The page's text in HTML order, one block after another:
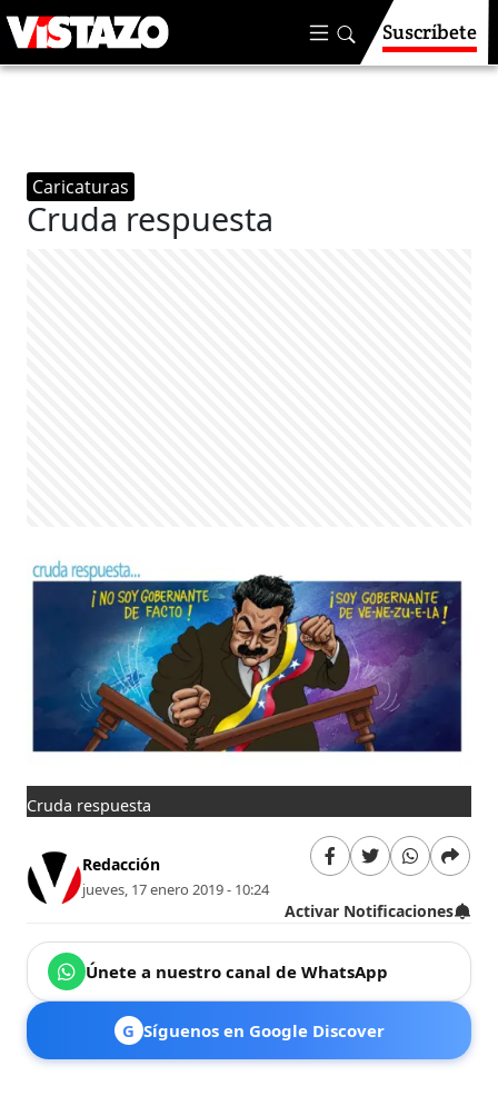
Suscríbete
Caricaturas
Cruda respuesta
Cruda respuesta
Redacción
jueves, 17 enero 2019 - 10:24
Activar Notificaciones
Únete a nuestro canal de WhatsApp
G Síguenos en Google Discover